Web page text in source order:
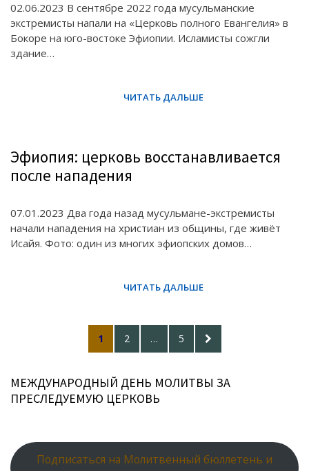
02.06.2023 В сентябре 2022 года мусульманские
экстремисты напали на «Церковь полного Евангелия» в
Бокоре на юго-востоке Эфиопии. Исламисты сожгли
здание…
Эфиопия: церковь восстанавливается
после нападения
07.01.2023 Два года назад мусульмане-экстремисты
начали нападения на христиан из общины, где живёт
Исайя. Фото: один из многих эфиопских домов…
pagination
PAGE
1 PAGE
2 … PAGE
5
NEXT
PAGE
МЕЖДУНАРОДНЫЙ ДЕНЬ МОЛИТВЫ ЗА
ПРЕСЛЕДУЕМУЮ ЦЕРКОВЬ
Подписаться на Молитвенный бюллетень и